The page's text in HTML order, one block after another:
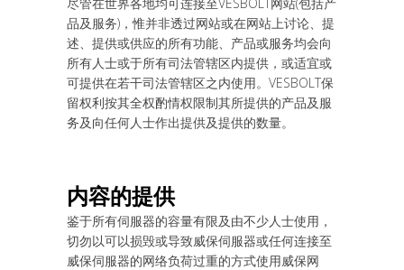
品及服务)，惟并非透过网站或在网站上讨论、提
述、提供或供应的所有功能、产品或服务均会向
所有人士或于所有司法管辖区内提供，或适宜或
可提供在若干司法管辖区之内使用。VESBOLT保
留权利按其全权酌情权限制其所提供的产品及服
务及向任何人士作出提供及提供的数量。
内容的提供
鉴于所有伺服器的容量有限及由不少人士使用，
切勿以可以损毁或导致威保伺服器或任何连接至
威保伺服器的网络负荷过重的方式使用威保网